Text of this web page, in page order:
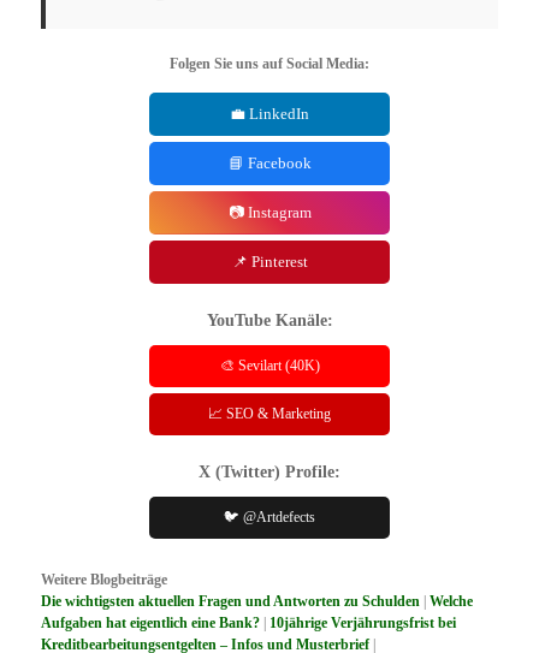
Folgen Sie uns auf Social Media:
💼 LinkedIn
📘 Facebook
📷 Instagram
📌 Pinterest
YouTube Kanäle:
🎨 Sevilart (40K)
📈 SEO & Marketing
X (Twitter) Profile:
🐦 @Artdefects
Weitere Blogbeiträge
Die wichtigsten aktuellen Fragen und Antworten zu Schulden |Welche
Aufgaben hat eigentlich eine Bank? | 10jährige Verjährungsfrist bei
Kreditbearbeitungsentgelten – Infos und Musterbrief|